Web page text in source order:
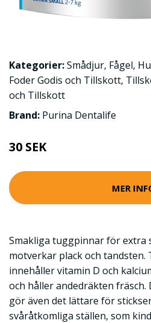
Kategorier:Smådjur, Fågel,
Foder Godis och Tillskott,
och Tillskott
Brand: Purina Dentalife
30 SEK
MER
Smakliga tuggpinnar för extra
motverkar plack och tandsten.
innehåller vitamin D och
och håller andedräkten fräsch.
gör även det lättare för
svåråtkomliga ställen, som